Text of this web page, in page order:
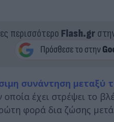
περισσότερο Flash.gr
συνάντηση
έχει στρέψει το
φορά δια ζώσης